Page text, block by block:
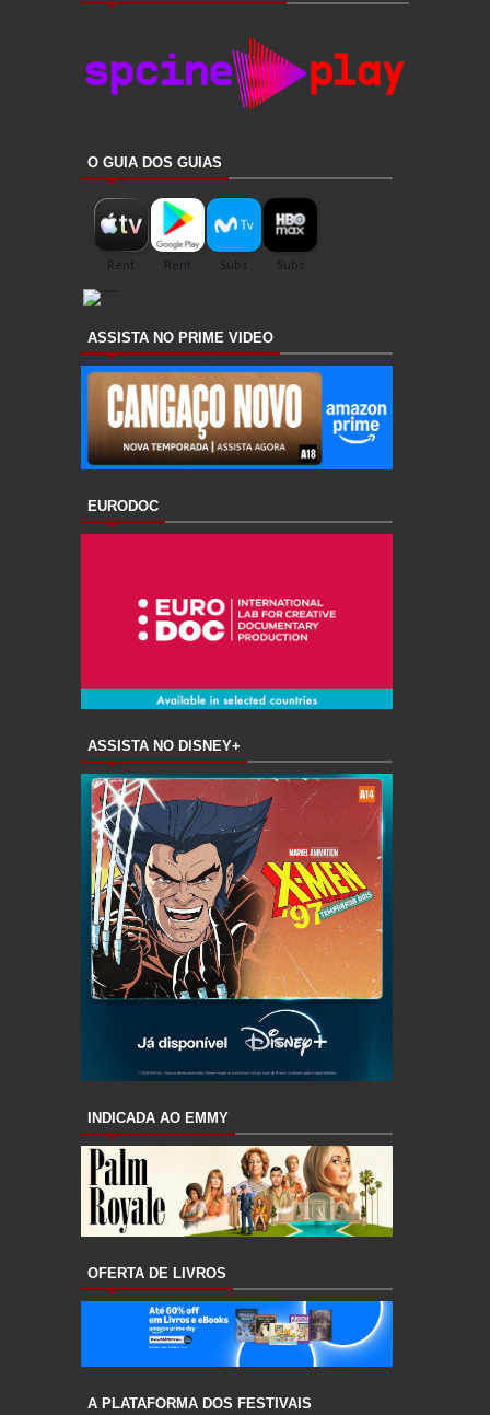
O GUIA DOS GUIAS
ASSISTA NO PRIME VIDEO
EURODOC
ASSISTA NO DISNEY+
INDICADA AO EMMY
OFERTA DE LIVROS
A PLATAFORMA DOS FESTIVAIS